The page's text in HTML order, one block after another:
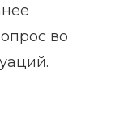
во